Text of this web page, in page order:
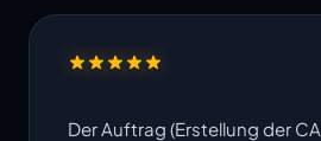
Der Auftrag (Erstellung der